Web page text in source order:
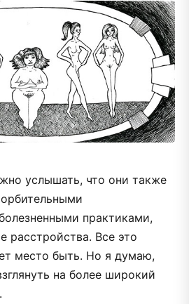
услышать, что они также
практиками,
расстройства. Все это
место быть. Но я думаю,
на более широкий